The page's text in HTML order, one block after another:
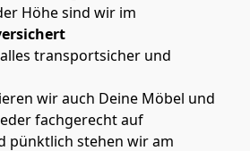
Höhe sind wir im
transportsicher und
wir auch Deine Möbel und
fachgerecht auf
pünktlich stehen wir am